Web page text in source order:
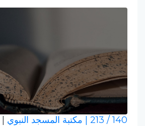
140 / 213 | مكتبة المسجد النبوي